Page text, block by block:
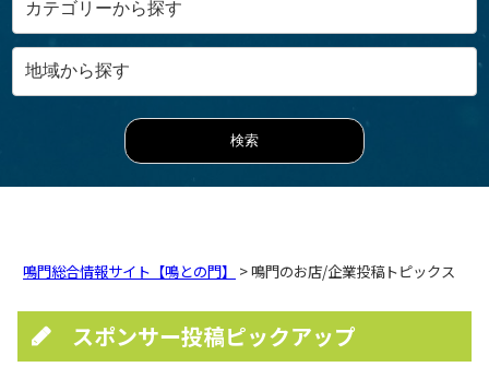
鳴門総合情報サイト【鳴との門】 > 鳴門のお店/企業投稿トピックス
スポンサー投稿ピックアップ